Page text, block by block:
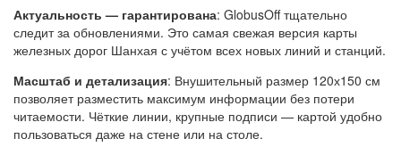
Актуальность — гарантирована: GlobusOff тщательно
следит за обновлениями. Это самая свежая версия карты
железных дорог Шанхая с учётом всех новых линий и станций.
Масштаб и детализация: Внушительный размер 120х150 см
позволяет разместить максимум информации без потери
читаемости. Чёткие линии, крупные подписи — картой удобно
пользоваться даже на стене или на столе.